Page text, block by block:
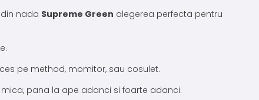
nada Supreme Green alegerea perfecta pentru
pe method, momitor, sau cosulet.
pana la ape adanci si foarte adanci.